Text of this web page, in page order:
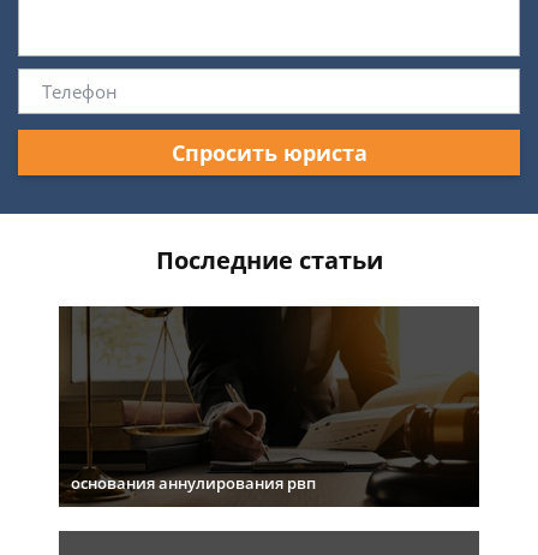
Спросить юриста
Последние статьи
основания аннулирования рвп